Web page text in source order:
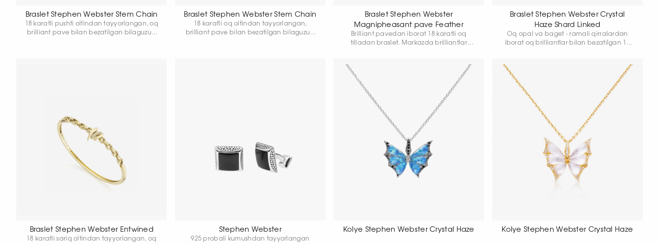
Braslet Stephen Webster Stem Chain
18 karatli pushti oltindan tayyorlangan, oq
brilliant pave bilan bezatilgan bilaguzuk.
Braslet Stephen Webster Stem Chain
18 karatli oq oltindan tayyorlangan,
brilliant pave bilan bezatilgan bilaguzuk.
Braslet Stephen Webster
Magnipheasant pave Feather
Brilliant pavedan iborat 18 karatli oq
tilladan braslet. Markazda brilliantlar
Braslet Stephen Webster Crystal
Haze Shard Linked
Oq opal va baget - ramali qirralardan
iborat oq brilliantlar bilan bezatilgan 18
Braslet Stephen Webster Entwined
18 karatli sariq oltindan tayyorlangan, oq
Stephen Webster
925 probali kumushdan tayyorlangan
Kolye Stephen Webster Crystal Haze Kolye Stephen Webster Crystal Haze